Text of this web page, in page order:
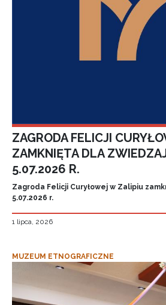
ZAGRODA FELICJI
ZAMKNIĘTA DLA
5.07.2026 R.
Zagroda Felicji Curyłowej w Zalipiu
5.07.2026 r.
1 lipca, 2026
MUZEUM ETNOGRAFICZNE